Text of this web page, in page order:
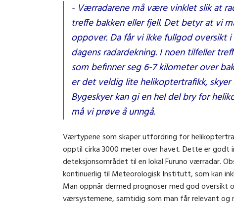
- Værradarene må være vinklet slik at
treffe bakken eller fjell. Det betyr at vi
oppover. Da får vi ikke fullgod oversikt
dagens radardekning. I noen tilfeller
som befinner seg 6-7 kilometer over
er det veldig lite helikoptertrafikk,
Bygeskyer kan gi en hel del bry for
må vi prøve å unngå.
Værtypene som skaper utfordring for
opptil cirka 3000 meter over havet. Dette er godt
deteksjonsområdet til en lokal Furuno værradar.
kontinuerlig til Meteorologisk Institutt, som kan
Man oppnår dermed prognoser med god oversikt
værsystemene, samtidig som man får relevant og